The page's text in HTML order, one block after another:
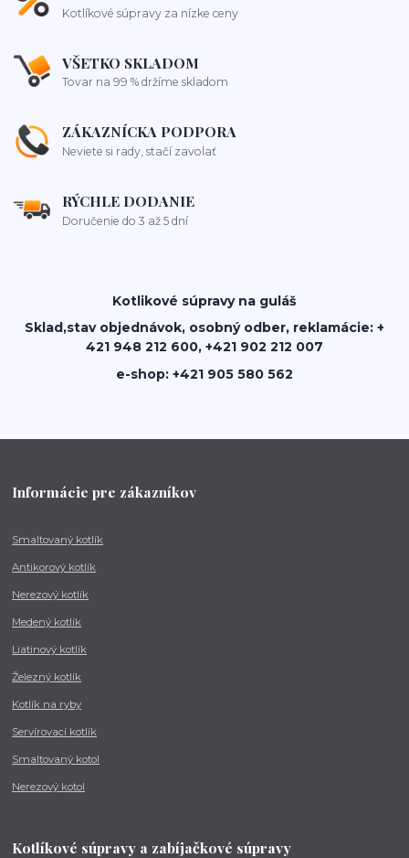
Kotlíkové súpravy za nízke ceny
VŠETKO SKLADOM
Tovar na 99 % držíme skladom
ZÁKAZNÍCKA PODPORA
Neviete si rady, stačí zavolať
RÝCHLE DODANIE
Doručenie do 3 až 5 dní
Kotlikové súpravy na guláš
Sklad,stav objednávok, osobný odber, reklamácie: +
421 948 212 600, +421 902 212 007
e-shop: +421 905 580 562
Informácie pre zákazníkov
Smaltovaný kotlík
Antikorový kotlík
Nerezový kotlík
Medený kotlík
Liatinový kotlík
Železný kotlík
Kotlík na ryby
Servírovací kotlík
Smaltovaný kotol
Nerezový kotol
Kotlíkové súpravy a zabíjačkové súpravy